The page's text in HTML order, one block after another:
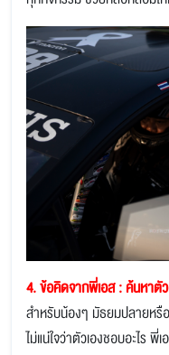
4. ข้อคิดจากพี่เอส : ค้นหาตัว
สำหรับน้องๆ มัธยมปลายหรื
ไม่แน่ใจว่าตัวเองชอบอะไร พี่